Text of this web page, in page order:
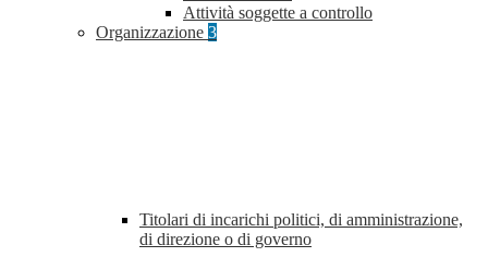
Attività soggette a controllo
Organizzazione 3
Titolari di incarichi politici, di amministrazione,
di direzione o di governo